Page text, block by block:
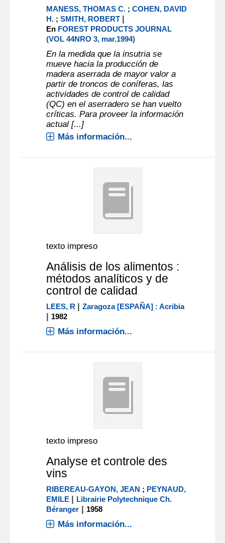
MANESS, THOMAS C. ;COHEN, DAVID
H. ;SMITH, ROBERT |
En FOREST PRODUCTS JOURNAL
(VOL 44NRO 3, mar.1994)
En la medida que la insutria se
mueve hacia la producción de
madera aserrada de mayor valor a
partir de troncos de coníferas, las
actividades de control de calidad
(QC) en el aserradero se han vuelto
críticas. Para proveer la información
actual [...]
Más información...
texto impreso
Análisis de los alimentos :
métodos analíticos y de
control de calidad
LEES, R |Zaragoza [ESPAÑA] : Acribia
| 1982
Más información...
texto impreso
Analyse et controle des
vins
RIBEREAU-GAYON, JEAN ; PEYNAUD,
EMILE | Librairie Polytechnique Ch.
Béranger | 1958
Más información...